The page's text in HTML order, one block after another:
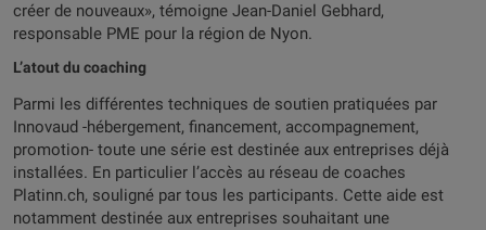
créer de nouveaux», témoigne Jean-Daniel Gebhard,
responsable PME pour la région de Nyon.
L’atout du coaching
Parmi les différentes techniques de soutien pratiquées par
Innovaud -hébergement, financement, accompagnement,
promotion- toute une série est destinée aux entreprises déjà
installées. En particulier l’accès au réseau de coaches
Platinn.ch, souligné par tous les participants. Cette aide est
notamment destinée aux entreprises souhaitant une